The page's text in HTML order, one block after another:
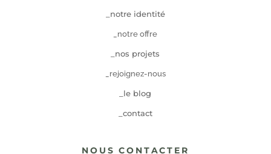
_notre identité
_notre offre
_nos projets
_rejoignez-nous
_le blog
_contact
NOUS CONTACTER